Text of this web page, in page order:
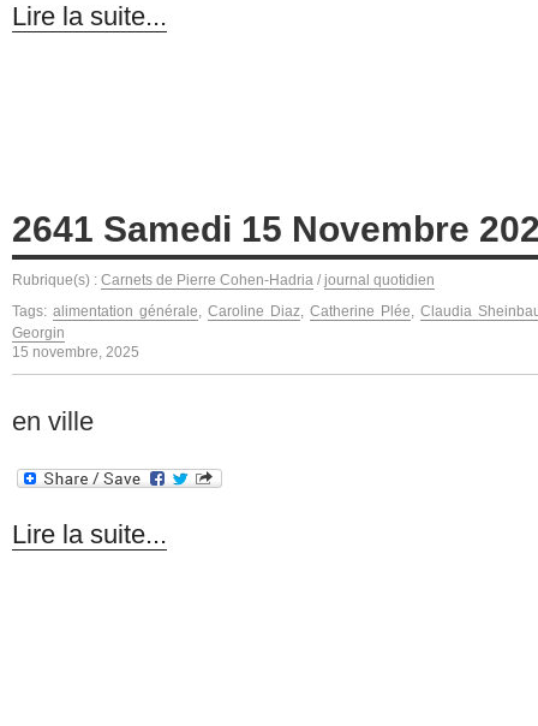
Lire la suite...
2641 Samedi 15 Novembre
Rubrique(s) : Carnets de Pierre Cohen-Hadria / journal quotidien
Tags: alimentation générale Caroline Diaz Catherine Plée
Claudia
Georgin
15 novembre, 2025
en ville
Lire la suite...